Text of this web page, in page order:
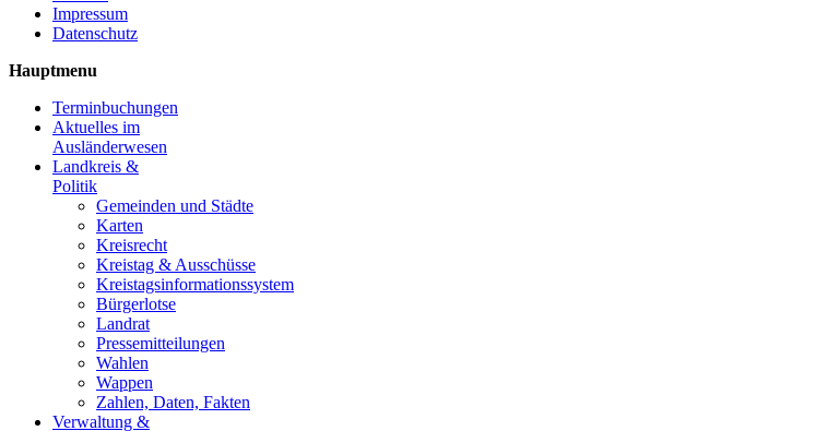
Impressum
Datenschutz
Hauptmenu
Terminbuchungen
Aktuelles im
Ausländerwesen
Landkreis &
Politik
Gemeinden und Städte
Karten
Kreisrecht
Kreistag & Ausschüsse
Kreistagsinformationssystem
Bürgerlotse
Landrat
Pressemitteilungen
Wahlen
Wappen
Zahlen, Daten, Fakten
Verwaltung &